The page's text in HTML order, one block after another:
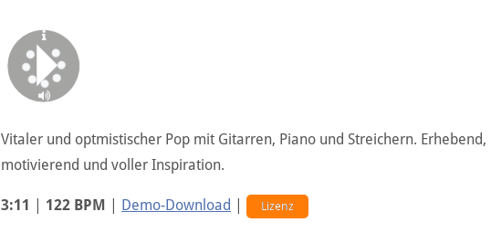
Vitaler und optmistischer Pop mit Gitarren, Piano und Streichern. Erhebend,
motivierend und voller Inspiration.
3:11 122 BPM Demo-Download Lizenz